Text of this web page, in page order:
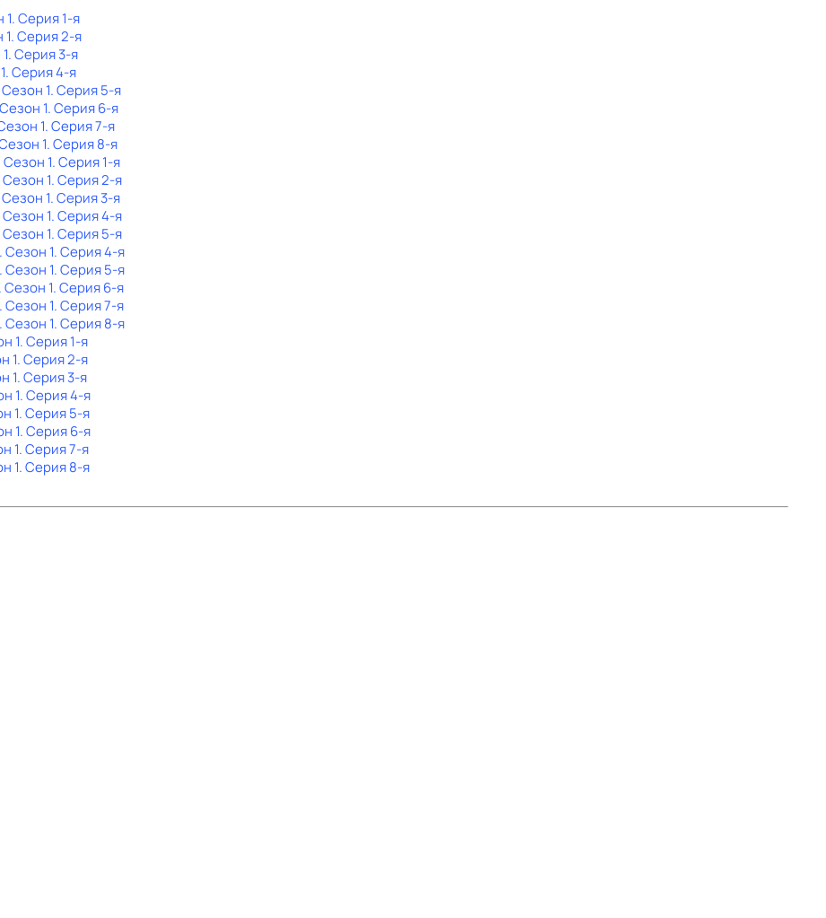
1. Серия 1-я
. Серия 2-я
. Серия 3-я
. Серия 4-я
Сезон 1. Серия 5-я
1. Серия 6-я
1. Серия 7-я
1. Серия 8-я
Сезон 1. Серия 1-я
Сезон 1. Серия 2-я
Сезон 1. Серия 3-я
Сезон 1. Серия 4-я
Сезон 1. Серия 5-я
. Сезон 1. Серия 4-я
. Сезон 1. Серия 5-я
. Сезон 1. Серия 6-я
. Сезон 1. Серия 7-я
. Сезон 1. Серия 8-я
1. Серия 1-я
1. Серия 2-я
1. Серия 3-я
1. Серия 4-я
1. Серия 5-я
1. Серия 6-я
1. Серия 7-я
1. Серия 8-я